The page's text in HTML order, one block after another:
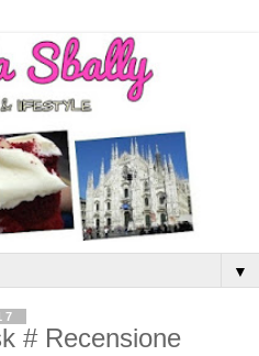
▼
# Recensione